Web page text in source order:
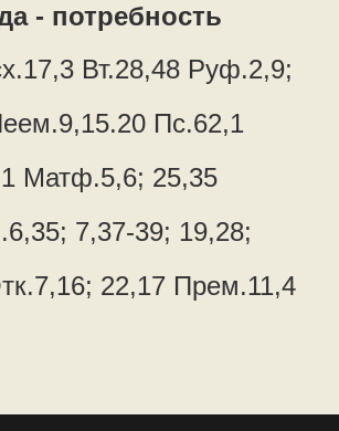
- потребность
Вт.28,48 Руф.2,9;
Пс.62,1
Матф.5,6; 25,35
7,37-39; 19,28;
22,17 Прем.11,4